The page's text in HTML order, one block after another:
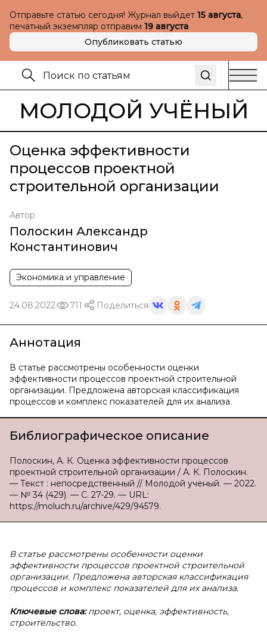
Отправьте статью сегодня! Журнал выйдет 15 августа,
печатный экземпляр отправим 19 августа
Опубликовать статью
МОЛОДОЙ УЧЁНЫЙ
Оценка эффективности
процессов проектной
строительной организации
Автор
Полоскин Александр
Константинович
Экономика и управление
24.08.2022 711 Поделиться
Аннотация
В статье рассмотрены особенности оценки
эффективности процессов проектной строительной
организации. Предложена авторская классификация
процессов и комплекс показателей для их анализа.
Библиографическое описание
Полоскин, А. К. Оценка эффективности процессов
проектной строительной организации / А. К. Полоскин.
— Текст : непосредственный // Молодой ученый. — 2022.
— № 34 (429). — С. 27-29. — URL:
https://moluch.ru/archive/429/94579.
В статье рассмотрены особенности оценки
эффективности процессов проектной строительной
организации. Предложена авторская классификация
процессов и комплекс показателей для их анализа.
Ключевые слова:проект, оценка, эффективность,
строительство.